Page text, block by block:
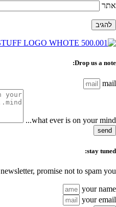
אתר
Drop us a note:
mail
what ever is on your mind...
send
stay tuned:
promise not to spam you :)
your name
your email